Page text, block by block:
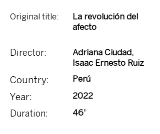
Original title:
La revolución del
afecto
Director:
Adriana Ciudad,
Isaac Ernesto Ruiz
Country: Perú
Year: 2022
Duration: 46'